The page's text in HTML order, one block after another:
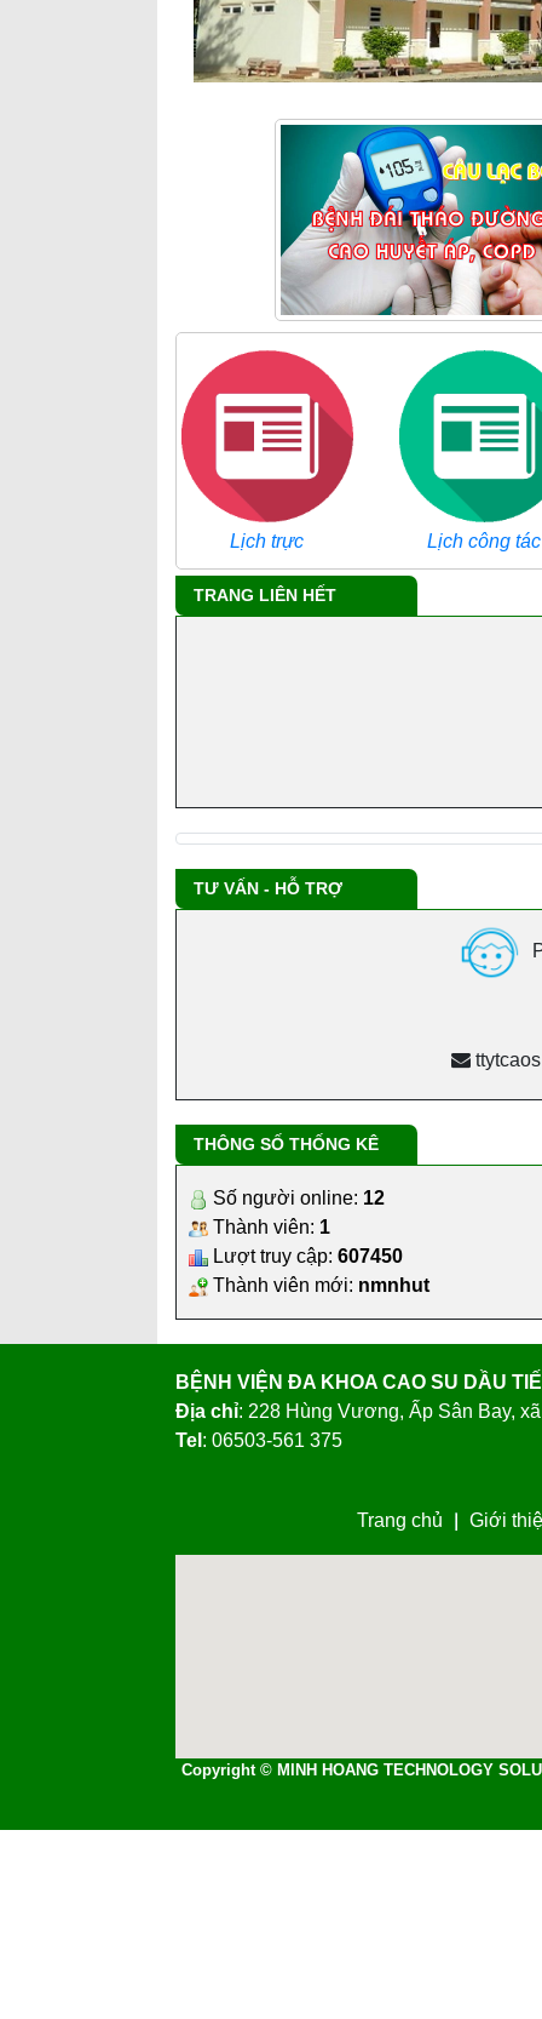
Lịch trực Lịch công tác
TRANG LIÊN HẾT
Công ty chủ quản
BHXH tỉnh Bình Dương
TƯ VẤN - HỖ TRỢ
THÔNG SỐ THỐNG KÊ
Số người online: 12
Thành viên: 1
Lượt truy cập: 607450
Thành viên mới: nmnhut
BỆNH VIỆN ĐA KHOA CAO SU DẦU
Địa chỉ: 228 Hùng Vương, Ấp Sân Bay,
Tel : 06503-561 375
Trang chủ Giới
Copyright © MINH HOANG TECHNOLOGY